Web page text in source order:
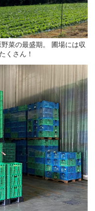
菜の最盛期。 圃場には収
くさん！